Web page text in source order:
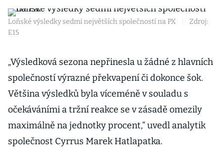
Loňské výsledky sedmi největších společností na PX
Zdroj:
E15
„Výsledková sezona nepřinesla u žádné z hlavních
společností výrazné překvapení či dokonce šok.
Většina výsledků byla víceméně v souladu s
očekáváními a tržní reakce se v zásadě omezily
maximálně na jednotky procent,“ uvedl analytik
společnost Cyrrus Marek Hatlapatka.